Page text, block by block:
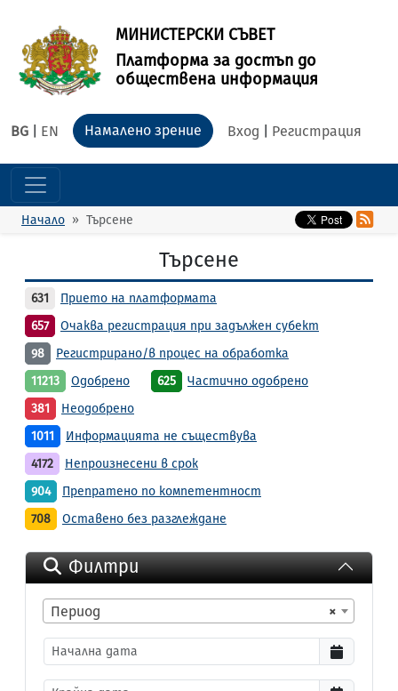
МИНИСТЕРСКИ СЪВЕТ
Платформа за достъп до
обществена информация
BG EN Вход Регистрация
Намалено зрение
Начало Търсене
Търсене
631
Прието на платформата
657
Очаква регистрация при задължен субект
98
Регистрирано/в процес на обработка
11213
Одобрено 625
Частично одобрено
381
Неодобрено
1011
Информацията не съществува
4172
Непроизнесени в срок
904
Препратено по компетентност
708
Оставено без разглеждане
Филтри
×
Период